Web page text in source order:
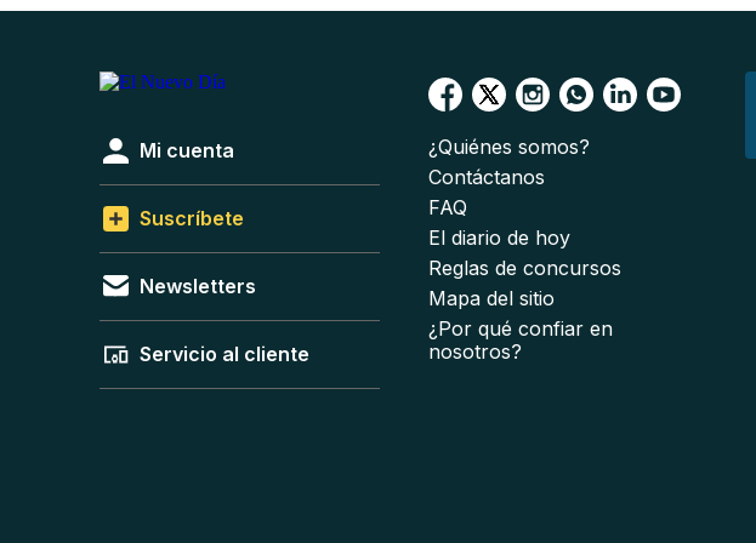
Mi cuenta
Suscríbete
Newsletters
Servicio al cliente
¿Quiénes somos?
Contáctanos
FAQ
El diario de hoy
Reglas de concursos
Mapa del sitio
¿Por qué confiar en
nosotros?